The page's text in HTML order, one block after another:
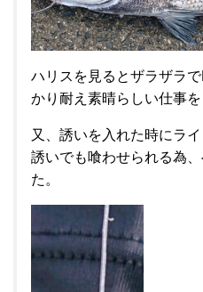
ハリスを見るとザラザラ
かり耐え素晴らしい仕事を
又、誘いを入れた時にラ
誘いでも喰わせられる為
た。